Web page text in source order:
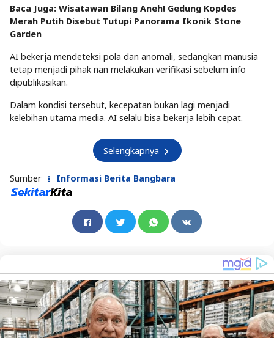
Baca Juga: Wisatawan Bilang Aneh! Gedung Kopdes
Merah Putih Disebut Tutupi Panorama Ikonik Stone
Garden
AI bekerja mendeteksi pola dan anomali, sedangkan manusia
tetap menjadi pihak nan melakukan verifikasi sebelum info
dipublikasikan.
Dalam kondisi tersebut, kecepatan bukan lagi menjadi
kelebihan utama media. AI selalu bisa bekerja lebih cepat.
Selengkapnya
Sumber Informasi Berita Bangbara